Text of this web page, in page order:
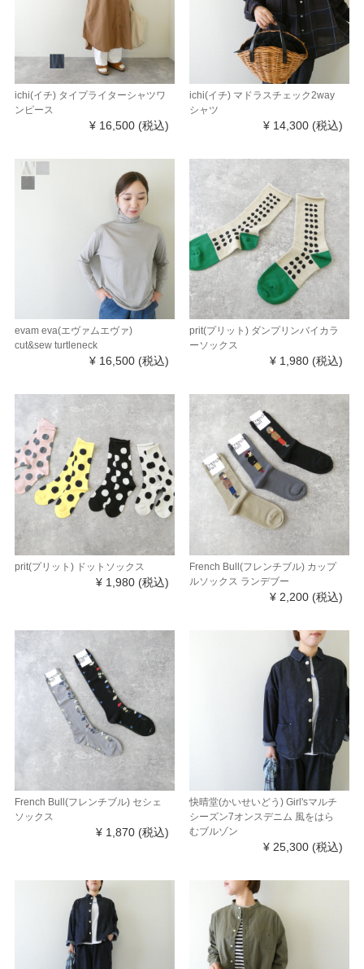
ichi(イチ) タイプライターシャツワ
ンピース
¥ 16,500 (税込)
ichi(イチ) マドラスチェック2way
シャツ
¥ 14,300 (税込)
evam eva(エヴァムエヴァ)
cut&sew turtleneck
¥ 16,500 (税込)
prit(プリット) ダンプリンバイカラ
ーソックス
¥ 1,980 (税込)
prit(プリット) ドットソックス
¥ 1,980 (税込)
French Bull(フレンチブル) カップ
ルソックス ランデブー
¥ 2,200 (税込)
French Bull(フレンチブル) セシェ
ソックス
¥ 1,870 (税込)
快晴堂(かいせいどう) Girl'sマルチ
シーズン7オンスデニム 風をはら
むブルゾン
¥ 25,300 (税込)